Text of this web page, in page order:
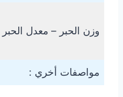
وزن الحبر – معدل الحبر
مواصفات أخري :